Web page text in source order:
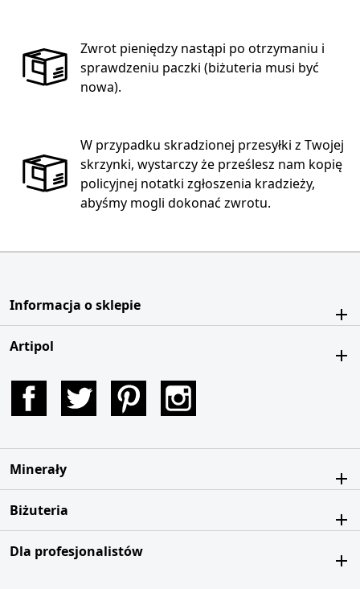
Zwrot pieniędzy nastąpi po otrzymaniu i
sprawdzeniu paczki (biżuteria musi być
nowa).
W przypadku skradzionej przesyłki z Twojej
skrzynki, wystarczy że prześlesz nam kopię
policyjnej notatki zgłoszenia kradzieży,
abyśmy mogli dokonać zwrotu.
Informacja o sklepie
Artipol
Facebook Twitter Pinterest
Minerały
Biżuteria
Dla profesjonalistów